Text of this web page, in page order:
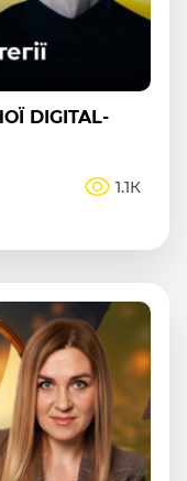
DIGITAL-
1.1К